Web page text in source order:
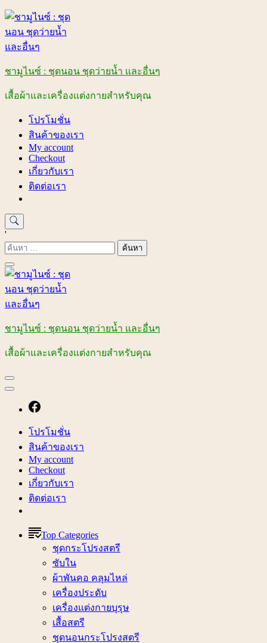
Skip
content
ชามูไนซ์ : ชุดนอน ชุดว่ายน้ำ และอื่นๆ
เสื้อผ้าและเครื่องแต่งกายสำหรับคุณ
โปรโมชั่น
สินค้าของเรา
My account
Checkout
เกี่ยวกับเรา
ติดต่อเรา
'
ค้นหา
สำหรับ:
ชามูไนซ์ : ชุดนอน ชุดว่ายน้ำ และอื่นๆ
เสื้อผ้าและเครื่องแต่งกายสำหรับคุณ
โปรโมชั่น
สินค้าของเรา
My account
Checkout
เกี่ยวกับเรา
ติดต่อเรา
Top Categories
ชุดกระโปรงสตรี
ซับใน
ผ้าพันคอ คลุมไหล่
เครื่องประดับ
เครื่องแต่งกายบุรุษ
เสื้อสตรี
ชุดนอนกระโปรงสตรี